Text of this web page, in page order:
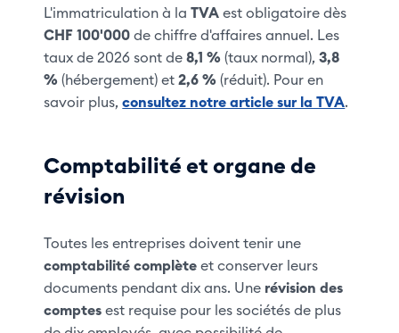
L'immatriculation à laTVA est obligatoire dès
CHF 100'000 de chiffre d'affaires annuel. Les
taux de 2026 sont de8,1 % (taux normal),3,8
% (hébergement) et2,6 % (réduit). Pour en
savoir plus,consultez notre article sur la TVA.
Comptabilité et organe de
révision
Toutes les entreprises doivent tenir une
comptabilité complète et conserver leurs
documents pendant dix ans. Une révision des
comptes est requise pour les sociétés de plus